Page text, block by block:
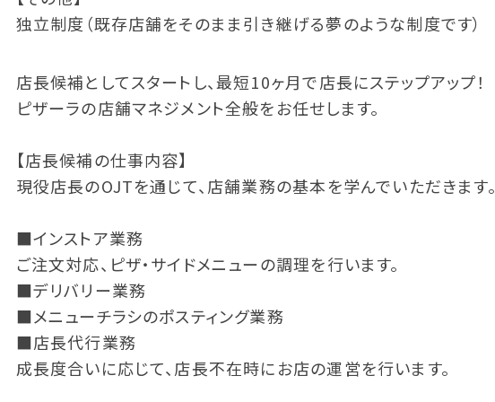
独立制度（既存店舗をそのまま引き継げる夢のような制度です）
店長候補としてスタートし、最短10ヶ月で店長にステップアップ！
ピザーラの店舗マネジメント全般をお任せします。
【店長候補の仕事内容】
現役店長のOJTを通じて、店舗業務の基本を学んでいただきます。
■インストア業務
ご注文対応、ピザ・サイドメニューの調理を行います。
■デリバリー業務
■メニューチラシのポスティング業務
■店長代行業務
成長度合いに応じて、店長不在時にお店の運営を行います。